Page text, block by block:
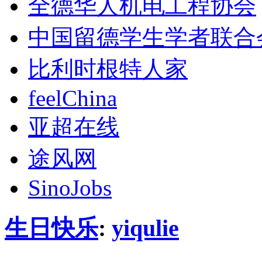
全德华人机电工程协会
中国留德学生学者联合
比利时根特人家
feelChina
亚超在线
途风网
SinoJobs
生日快乐: yiqulie